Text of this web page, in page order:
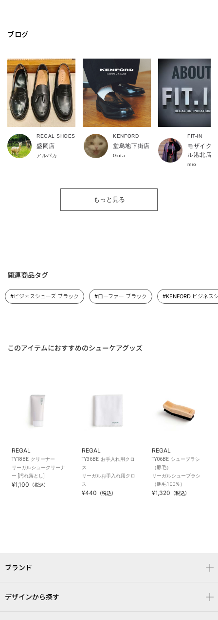
クラシックロゴを配したオリジナルのラバーソールを採用。
1986年に誕生したケンフォードの1stコレクションから継承され
る、細部までこだわりデザインされたアウトソールです。
ブログ
REGAL SHOES
盛岡店
アルパカ
KENFORD
堂島地下街店
Gota
FIT-IN
モザイク
ル港北店
mro
もっと見る
関連商品タグ
#ビジネスシューズ ブラック #ローファー ブラック #KENFORD ビジネス
このアイテムにおすすめのシューケアグッズ
REGAL
TY18BE クリーナー
リーガルシュークリーナ
ー [汚れ落とし]
¥1,100 （税込）
REGAL
TY36BE お手入れ用クロ
ス
リーガルお手入れ用クロ
ス
¥440 （税込）
REGAL
TY06BE シューブラシ
（豚毛）
リーガルシューブラシ
（豚毛100％）
¥1,320 （税込）
ブランド
デザインから探す